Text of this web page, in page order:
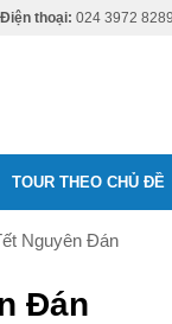
Điện thoại: 024 3972 8289
TOUR THEO CHỦ ĐỀ
Nguyên Đán
Đán